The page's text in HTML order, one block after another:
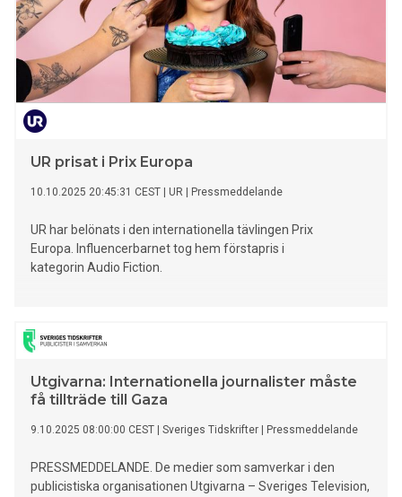
UR prisat i Prix Europa
10.10.2025 20:45:31 CEST UR Pressmeddelande
UR har belönats i den internationella tävlingen Prix
Europa. Influencerbarnet tog hem förstapris i
kategorin Audio Fiction.
Utgivarna: Internationella journalister måste
få tillträde till Gaza
9.10.2025 08:00:00 CEST Sveriges Tidskrifter Pressmeddelande
PRESSMEDDELANDE. De medier som samverkar i den
publicistiska organisationen Utgivarna – Sveriges Television,